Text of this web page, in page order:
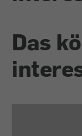
Das